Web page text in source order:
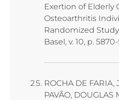
Exertion of Elderly
Osteoarthritis
Randomized
Basel, v. 10, p.
ROCHA DE FARIA,
PAVÃO, DOUGLAS